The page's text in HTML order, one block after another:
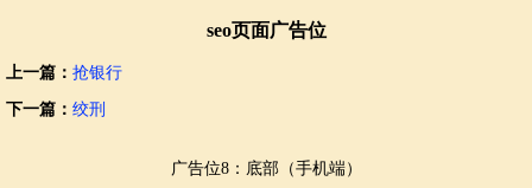
seo页面广告位
上一篇： 抢银行
下一篇： 绞刑
广告位8：底部（手机端）